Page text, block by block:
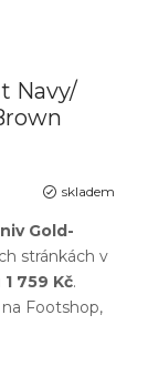
Navy/
skladem
Gold-
stránkách v
1 759 Kč.
Footshop,